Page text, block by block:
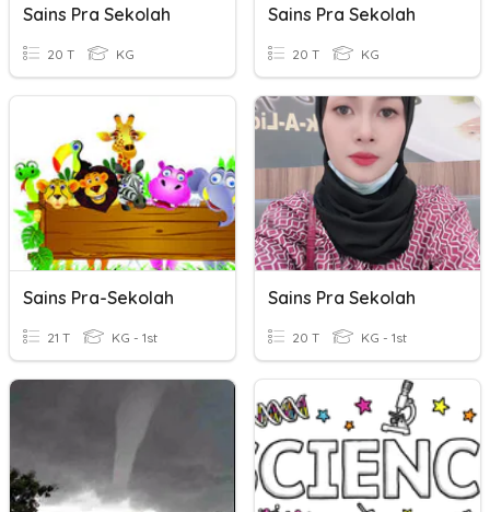
Sains Pra Sekolah
20 T KG
Sains Pra Sekolah
20 T KG
Sains Pra-Sekolah
21 T KG - 1st
Sains Pra Sekolah
20 T KG - 1st